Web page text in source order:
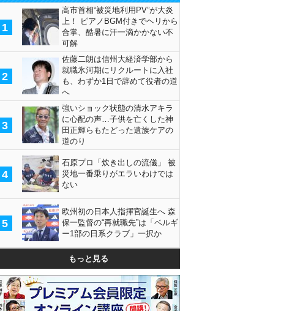
1
高市首相“被災地利用PV”が大炎
上！ ピアノBGM付きでヘリから
合掌、酷暑に汗一滴かかない不
可解
2
佐藤二朗は信州大経済学部から
就職氷河期にリクルートに入社
も、わずか1日で辞めて役者の道
へ
3
強いショック状態の清水アキラ
に心配の声…子供を亡くした神
田正輝らもたどった遺族ケアの
道のり
4
石原プロ「炊き出しの流儀」 被
災地一番乗りがエラいわけでは
ない
5
欧州初の日本人指揮官誕生へ 森
保一監督の“再就職先”は「ベルギ
ー1部の日系クラブ」一択か
もっと見る